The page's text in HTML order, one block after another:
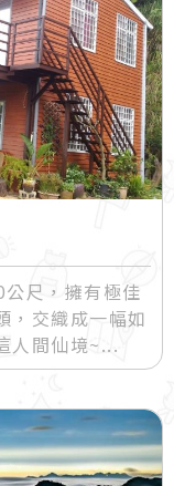
尺，擁有極佳
，交織成一幅如
人間仙境~